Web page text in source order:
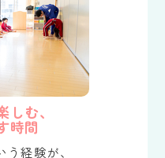
む、
時間
う経験が、